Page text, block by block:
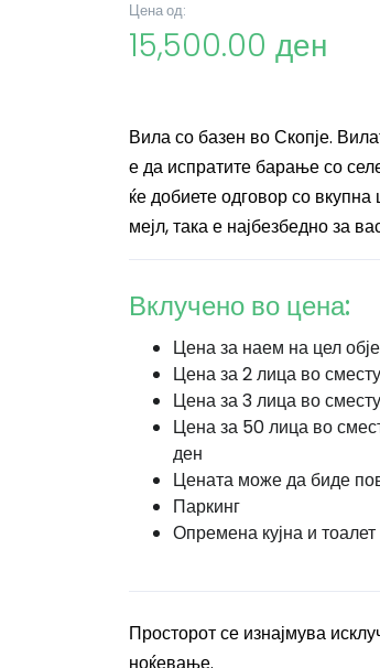
Цена од:
15,500.00 ден
Вила со базен во Скопје.
е да испратите барање со
ќе добиете одговор со
мејл, така е најбезбедно за
Вклучено во цена:
Цена за наем на цел
Цена за 2 лица во
Цена за 3 лица во
Цена за 50 лица во
ден
Цената може да биде
Паркинг
Опремена кујна и тоалет
Просторот се изнајмува